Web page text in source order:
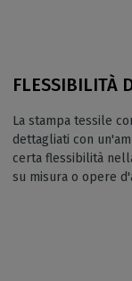
FLESSIBILITÀ
La stampa tessile
dettagliati con
certa flessibilità
su misura o opere